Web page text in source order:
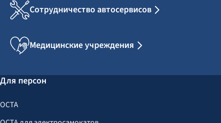
Сотрудничество автосервисов
Медицинские учреждения
Для персон
OCTA